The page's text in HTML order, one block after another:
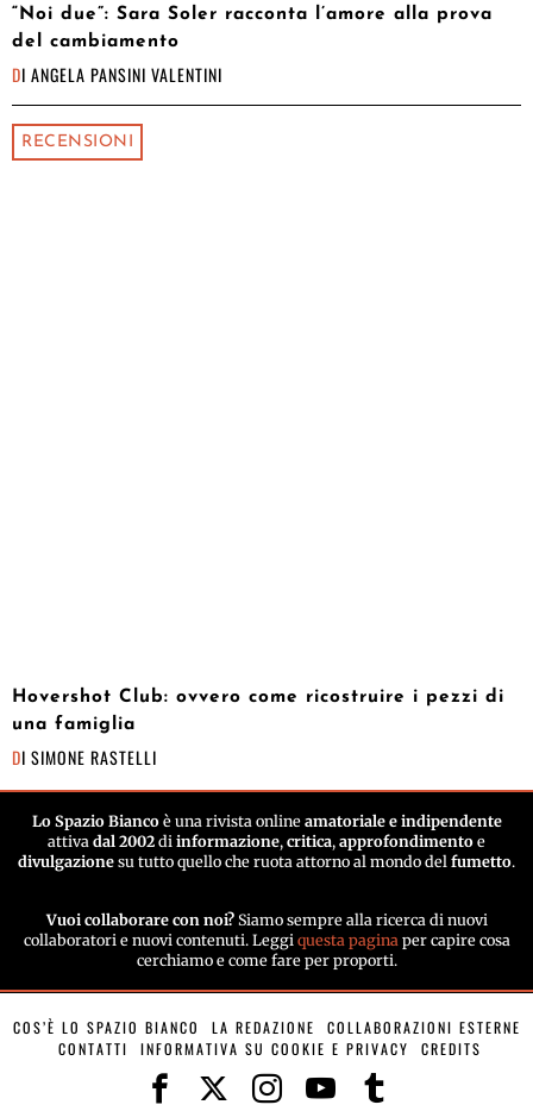
“Noi due”: Sara Soler racconta l’amore alla prova
del cambiamento
DI ANGELA PANSINI VALENTINI
RECENSIONI
Hovershot Club: ovvero come ricostruire i pezzi di
una famiglia
DI SIMONE RASTELLI
Lo Spazio Biancoè una rivista online amatoriale e indipendente
attiva dal 2002 di informazione, critica, approfondimento e
divulgazione su tutto quello che ruota attorno al mondo del fumetto.
Vuoi collaborare con noi? Siamo sempre alla ricerca di nuovi
collaboratori e nuovi contenuti. Leggi questa paginaper capire cosa
cerchiamo e come fare per proporti.
COS’È LO SPAZIO BIANCO LA REDAZIONE
COLLABORAZIONI ESTERNE
CONTATTI
INFORMATIVA SU COOKIE E PRIVACY CREDITS